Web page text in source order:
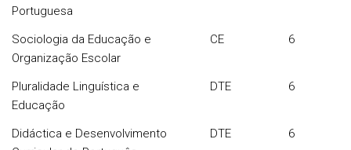
Portuguesa
Sociologia da Educação e
Organização Escolar
CE 6
Pluralidade Linguística e
Educação
DTE 6
Didáctica e Desenvolvimento
DTE 6